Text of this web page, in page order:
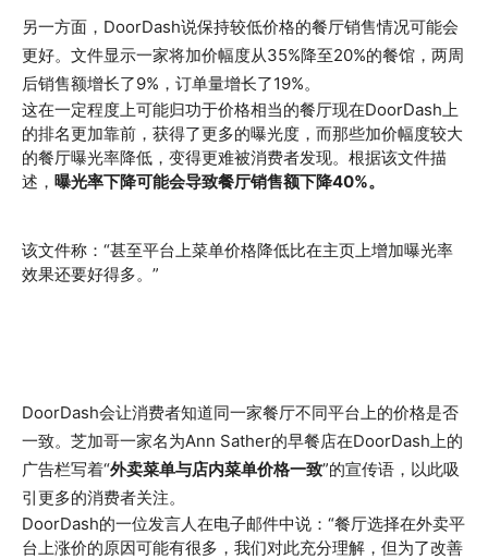
另一方面，DoorDash说保持较低价格的餐厅销售情况可能会
更好。文件显示一家将加价幅度从35%降至20%的餐馆，两周
后销售额增长了9%，订单量增长了19%。
这在一定程度上可能归功于价格相当的餐厅现在DoorDash上
的排名更加靠前，获得了更多的曝光度，而那些加价幅度较大
的餐厅曝光率降低，变得更难被消费者发现。根据该文件描
述， 曝光率下降可能会导致餐厅销售额下降40%。
该文件称：“甚至平台上菜单价格降低比在主页上增加曝光率
效果还要好得多。”
DoorDash会让消费者知道同一家餐厅不同平台上的价格是否
一致。芝加哥一家名为Ann Sather的早餐店在DoorDash上的
广告栏写着“外卖菜单与店内菜单价格一致”的宣传语，以此吸
引更多的消费者关注。
DoorDash的一位发言人在电子邮件中说：“餐厅选择在外卖平
台上涨价的原因可能有很多，我们对此充分理解，但为了改善